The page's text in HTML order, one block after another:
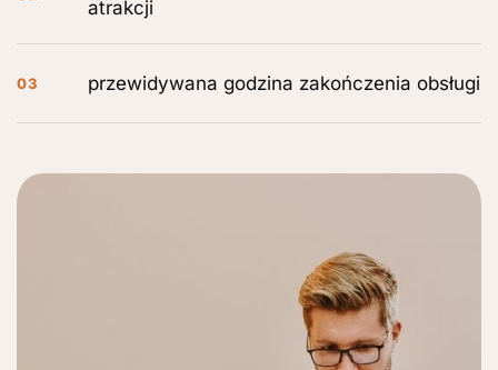
atrakcji
03 przewidywana godzina zakończenia obsługi